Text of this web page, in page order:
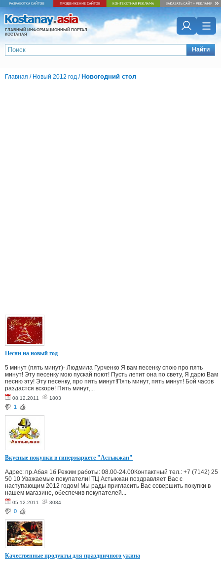
ГЛАВНЫЙ ИНФОРМАЦИОННЫЙ ПОРТАЛ
КОСТАНАЯ
Найти
Главная / Новый 2012 год / Новогодний стол
Песни на новый год
5 минут (пять минут)- Людмила Гурченко Я вам песенку спою про пять
минут! Эту песенку мою пускай поют! Пусть летит она по свету, Я дарю Вам
песню эту! Эту песенку, про пять минут!Пять минут, пять минут! Бой часов
раздастся вскоре! Пять минут,...
08.12.2011 1803
1
Вкусные покупки в гипермаркете "Астыкжан"
Адрес: пр.Абая 1б Режим работы: 08.00-24.00Контактный тел.: +7 (7142) 25
50 10 Уважаемые покупатели! ТЦ Астыкжан поздравляет Вас с
наступающим 2012 годом! Мы рады пригласить Вас совершить покупки в
нашем магазине, обеспечив покупателей...
05.12.2011 3084
0
Качественные продукты для праздничного ужина